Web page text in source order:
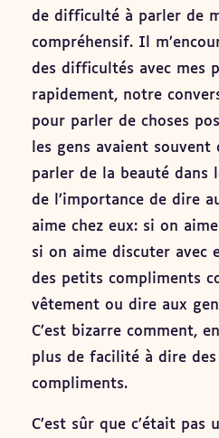
de difficulté à parler de
compréhensif. Il
des difficultés avec mes
rapidement, notre
pour parler de choses
les gens avaient
parler de la beauté dans
de l’importance de dire
aime chez eux: si on
si on aime discuter avec
des petits compliments
vêtement ou dire aux
C’est bizarre comment,
plus de facilité à dire
compliments.
C’est sûr que c’était pas